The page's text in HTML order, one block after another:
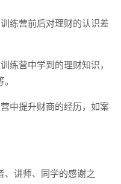
练营前后对理财的认识差
练营中学到的理财知识，
中提升财商的经历，如案
、讲师、同学的感谢之